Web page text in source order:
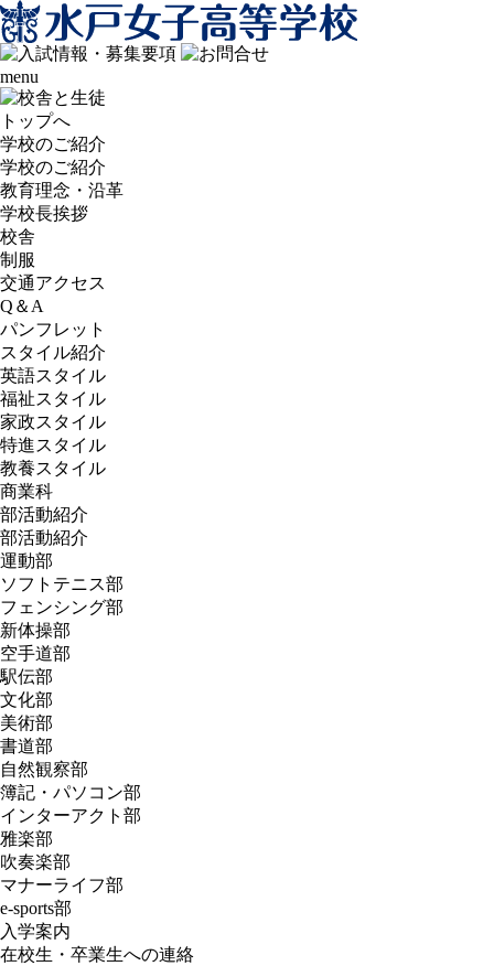
menu
トップへ
学校のご紹介
学校のご紹介
教育理念・沿革
学校長挨拶
校舎
制服
交通アクセス
Q＆A
パンフレット
スタイル紹介
英語スタイル
福祉スタイル
家政スタイル
特進スタイル
教養スタイル
商業科
部活動紹介
部活動紹介
運動部
ソフトテニス部
フェンシング部
新体操部
空手道部
駅伝部
文化部
美術部
書道部
自然観察部
簿記・パソコン部
インターアクト部
雅楽部
吹奏楽部
マナーライフ部
e-sports部
入学案内
在校生・卒業生への連絡